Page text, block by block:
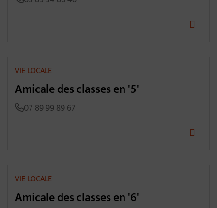
VIE LOCALE
Amicale des classes en '5'
07 89 99 89 67
VIE LOCALE
Amicale des classes en '6'